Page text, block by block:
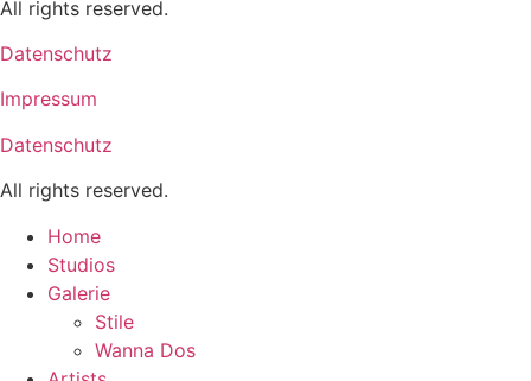
All rights reserved.
Datenschutz
Impressum
Datenschutz
All rights reserved.
Home
Studios
Galerie
Stile
Wanna Dos